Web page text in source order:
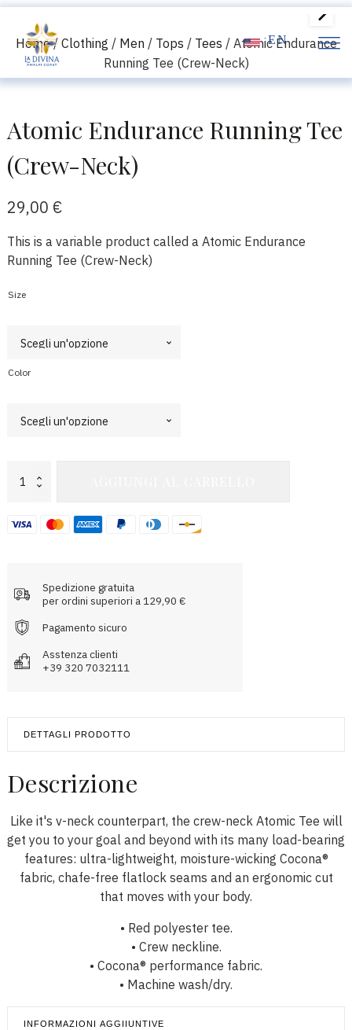
EN
Home/ Clothing / Men / Tops / Tees / Atomic Endurance
Running Tee (Crew-Neck)
Atomic Endurance Running Tee
(Crew-Neck)
29,00 €
This is a variable product called a Atomic Endurance
Running Tee (Crew-Neck)
Size
Color
Endurance
(Crew-
Spedizione gratuita
per ordini superiori a 129,90 €
Pagamento sicuro
Asstenza clienti
+39 320 7032111
DETTAGLI PRODOTTO
Descrizione
Like it's v-neck counterpart, the crew-neck Atomic Tee will
get you to your goal and beyond with its many load-bearing
features: ultra-lightweight, moisture-wicking Cocona®
fabric, chafe-free flatlock seams and an ergonomic cut
that moves with your body.
• Red polyester tee.
• Crew neckline.
• Cocona® performance fabric.
• Machine wash/dry.
INFORMAZIONI AGGIIUNTIVE